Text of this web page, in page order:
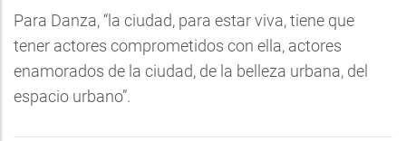
Para Danza, “la ciudad, para estar viva, tiene que
tener actores comprometidos con ella, actores
enamorados de la ciudad, de la belleza urbana, del
espacio urbano”.